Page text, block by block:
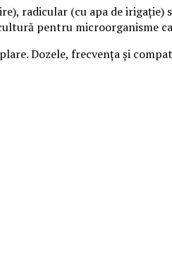
radicular (cu apa de irigație)
pentru microorganisme
Dozele, frecvența și